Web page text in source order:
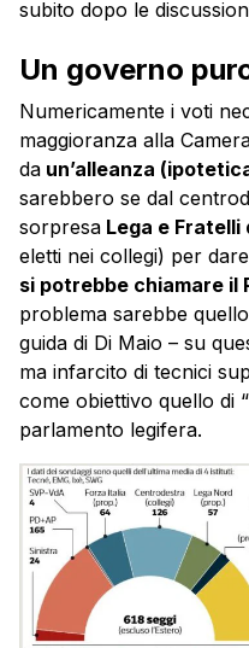
subito dopo le
Un governo
Numericamente i voti
maggioranza alla
da un’alleanza
sarebbero se dal
sorpresa Lega e Fratelli
eletti nei collegi) per
si potrebbe chiamare il
problema sarebbe
guida di Di Maio – su
ma infarcito di tecnici
come obiettivo quello di
parlamento legifera.